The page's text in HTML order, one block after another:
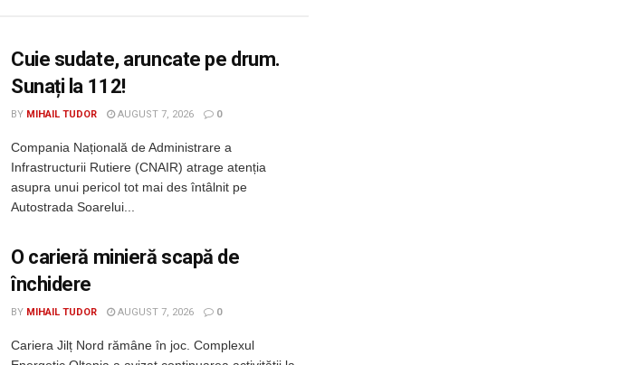
Cuie sudate, aruncate pe drum.
Sunați la 112!
BY MIHAIL TUDOR AUGUST 7, 2026 0
Compania Națională de Administrare a
Infrastructurii Rutiere (CNAIR) atrage atenția
asupra unui pericol tot mai des întâlnit pe
Autostrada Soarelui...
O carieră minieră scapă de
închidere
BY MIHAIL TUDOR AUGUST 7, 2026 0
Cariera Jilț Nord rămâne în joc. Complexul